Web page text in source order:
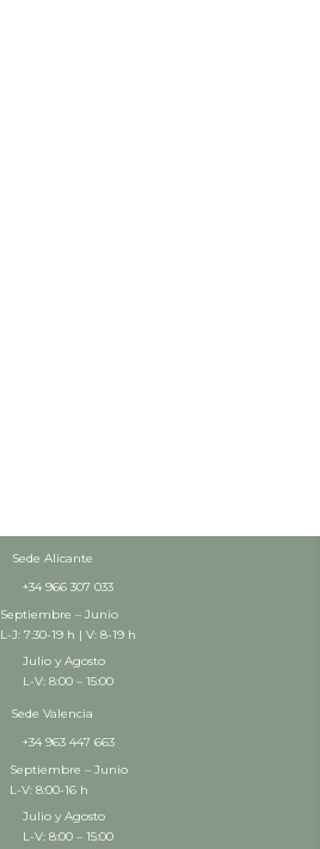
Sede Alicante
+34 966 307 033
Septiembre – Junio
L-J: 7:30-19 h | V: 8-19 h
Julio y Agosto
L-V: 8:00 – 15:00
Sede Valencia
+34 963 447 663
Septiembre – Junio
L-V: 8:00-16 h
Julio y Agosto
L-V: 8:00 – 15:00